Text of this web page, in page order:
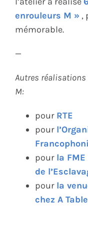
enrouleurs M » ,
mémorable.
—
Autres réalisations
M:
pour RTE
pour
pour la
de
pour la
chez A Table